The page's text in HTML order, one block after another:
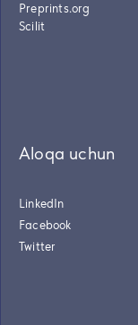
Preprints.org
Scilit
Aloqa uchun
LinkedIn
Facebook
Twitter